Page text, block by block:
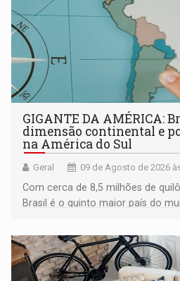
GIGANTE DA AMÉRICA:
dimensão continental e
na América do Sul
Geral 09 de Agosto de 2026
Com cerca de 8,5 milhões de
Brasil é o quinto maior país do